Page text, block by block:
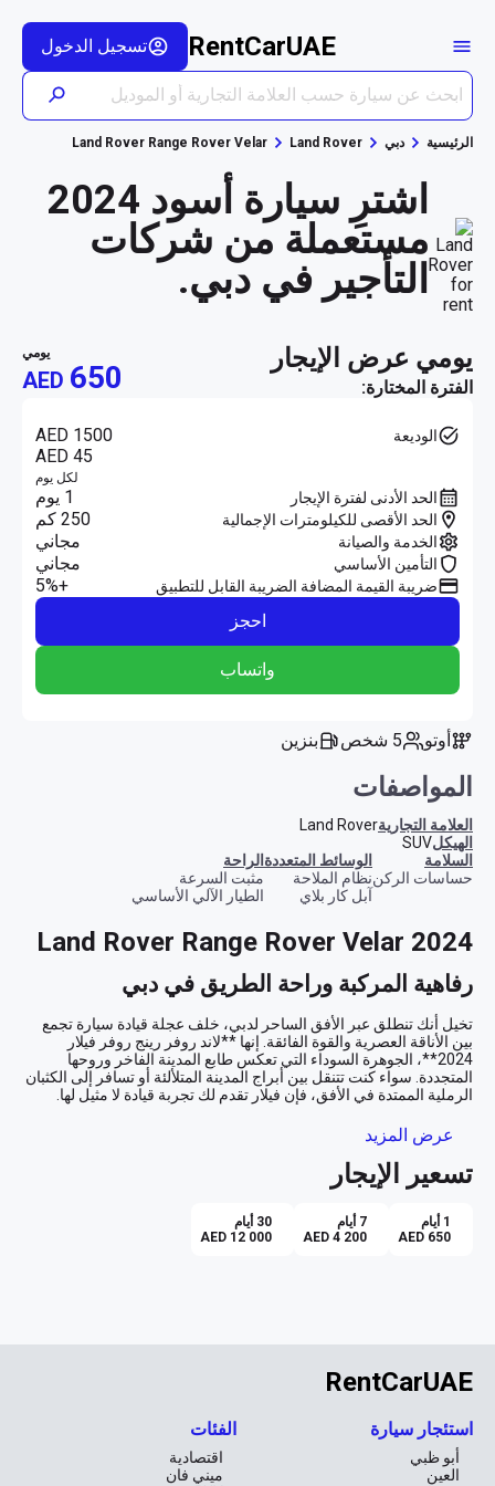
RentCarUAE تسجيل الدخول
الرئيسية دبي Land Rover
Land Rover Range Rover Velar
اشترِ سيارة أسود 2024
مستعملة من شركات
التأجير في دبي.
يومي عرض الإيجار
الفترة المختارة:
يومي
AED 650
الوديعة
AED 1500
AED 45
لكل يوم
الحد الأدنى لفترة الإيجار 1 يوم
الحد الأقصى للكيلومترات الإجمالية 250 كم
الخدمة والصيانة مجاني
التأمين الأساسي مجاني
ضريبة القيمة المضافة الضريبة القابل للتطبيق
+5%
احجز
واتساب
أوتو 5 شخص بنزين
المواصفات
العلامة التجاريةLand Rover
الهيكلSUV
السلامة
حساسات الركن
الوسائط المتعددة
نظام الملاحة
آبل كار بلاي
الراحة
مثبت السرعة
الطيار الآلي الأساسي
Land Rover Range Rover Velar 2024
رفاهية المركبة وراحة الطريق في دبي
الأناقة الفاخرة والتصميم الأنيق
التكنولوجيا المتقدمة لتسهيل حياتك
عرض المزيد
تسعير الإيجار
1 أيام
AED 650
7 أيام
AED 4 200
30 أيام
AED 12 000
RentCarUAE
استئجار سيارة
أبو ظبي
العين
الفئات
اقتصادية
ميني فان